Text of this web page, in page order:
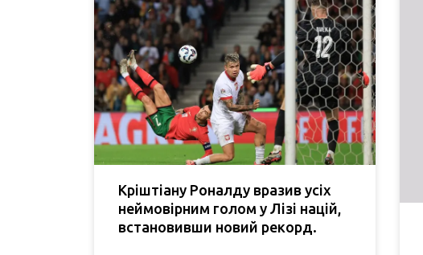
Кріштіану Роналду вразив усіх
неймовірним голом у Лізі націй,
встановивши новий рекорд.